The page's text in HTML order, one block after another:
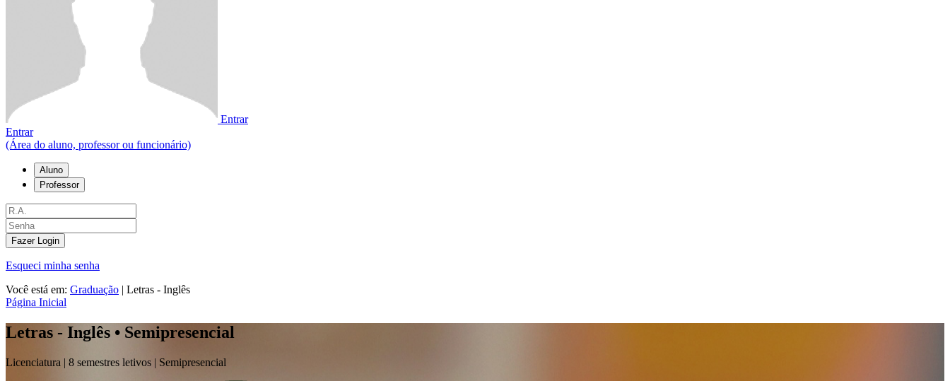
Entrar
Entrar
(Área do aluno, professor ou funcionário)
Aluno
Professor
Fazer Login
Esqueci minha senha
Você está em: Graduação | Letras - Inglês
Página Inicial
Letras - Inglês • Semipresencial
Licenciatura | 8 semestres letivos | Semipresencial